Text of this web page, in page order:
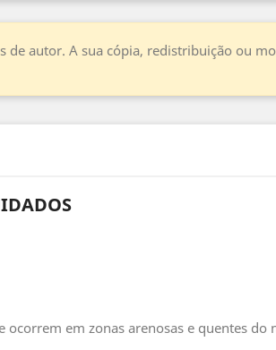
autor. A sua cópia, redistribuição ou
ocorrem em zonas arenosas e quentes do